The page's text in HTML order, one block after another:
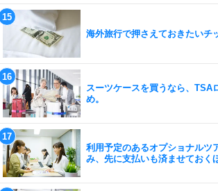
海外旅行で押さえておきたいチ
スーツケースを買うなら、TSA
め。
利用予定のあるオプショナルツ
み、先に支払いも済ませておく